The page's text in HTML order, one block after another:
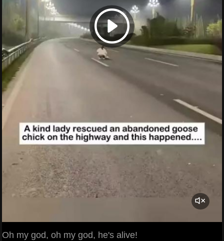
Oh my god, oh my god, he's alive!